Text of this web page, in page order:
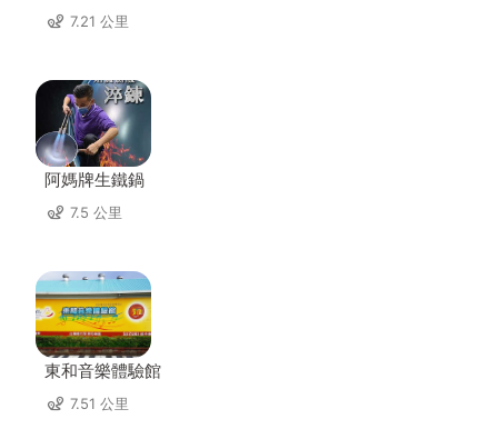
7.21 公里
阿媽牌生鐵鍋
7.5 公里
東和音樂體驗館
7.51 公里